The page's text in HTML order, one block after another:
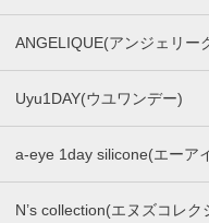
ANGELIQUE(アンジェリー
Uyu1DAY(ウユワンデー)
a-eye 1day silicone(エーア
N’s collection(エヌズコレク